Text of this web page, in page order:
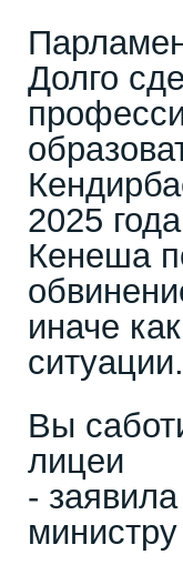
Долго
2025
Кенеша
иначе
ситуации.
Вы
лицеи
-